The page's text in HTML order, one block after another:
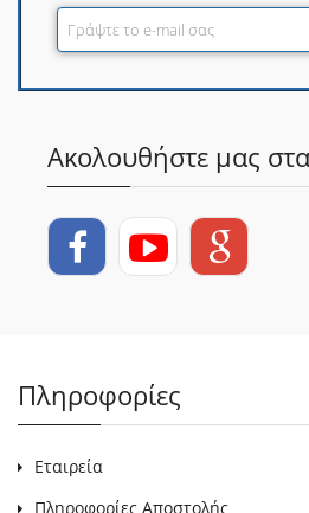
Ακολουθήστε μας
Πληροφορίες
Εταιρεία
Πληροφορίες Αποστολής